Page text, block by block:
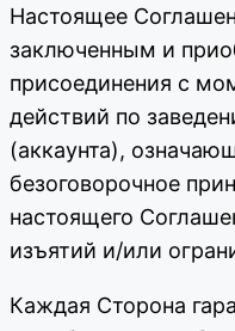
Настоящее
заключенным и
присоединения с
действий по
(аккаунта),
безоговорочное
настоящего
изъятий и/или
Каждая Сторона